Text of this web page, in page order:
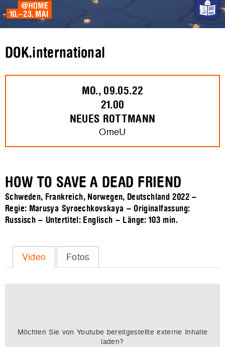
DOK.international
MO., 09.05.22
21.00
NEUES ROTTMANN
OmeU
HOW TO SAVE A DEAD FRIEND
Schweden, Frankreich, Norwegen, Deutschland 2022 –
Regie: Marusya Syroechkovskaya – Originalfassung:
Russisch – Untertitel: Englisch – Länge:103 min.
Video Fotos
Möchten Sie von Youtube bereitgestellte externe Inhalte
laden?